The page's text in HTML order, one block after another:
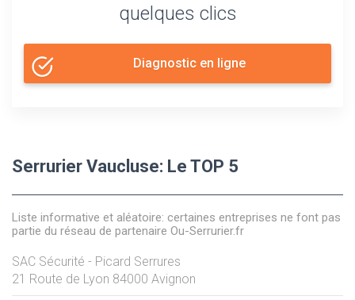
quelques clics
Diagnostic en ligne
Serrurier Vaucluse: Le TOP 5
Liste informative et aléatoire: certaines entreprises ne font pas
partie du réseau de partenaire Ou-Serrurier.fr
SAC Sécurité - Picard Serrures
21 Route de Lyon 84000 Avignon